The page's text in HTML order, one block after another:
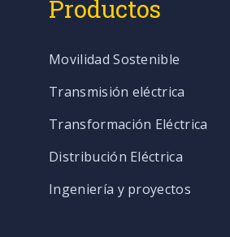
Productos
Movilidad Sostenible
Transmisión eléctrica
Transformación Eléctrica
Distribución Eléctrica
Ingeniería y proyectos